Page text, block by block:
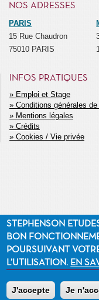
NOS ADRESSES
PARIS
15 Rue Chaudron
75010 PARIS
INFOS PRATIQUES
MENU
SECONDAIRE
Emploi et Stage
Conditions générales
Mentions légales
Crédits
Cookies / Vie privée
©2014 Stephenson Etudes
STEPHENSON
BON
POURSUIVANT
L’UTILISATION. EN
J'accepte Je